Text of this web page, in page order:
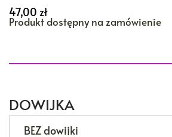
47,00 zł
Produkt dostępny na zamówienie
DOWIJKA